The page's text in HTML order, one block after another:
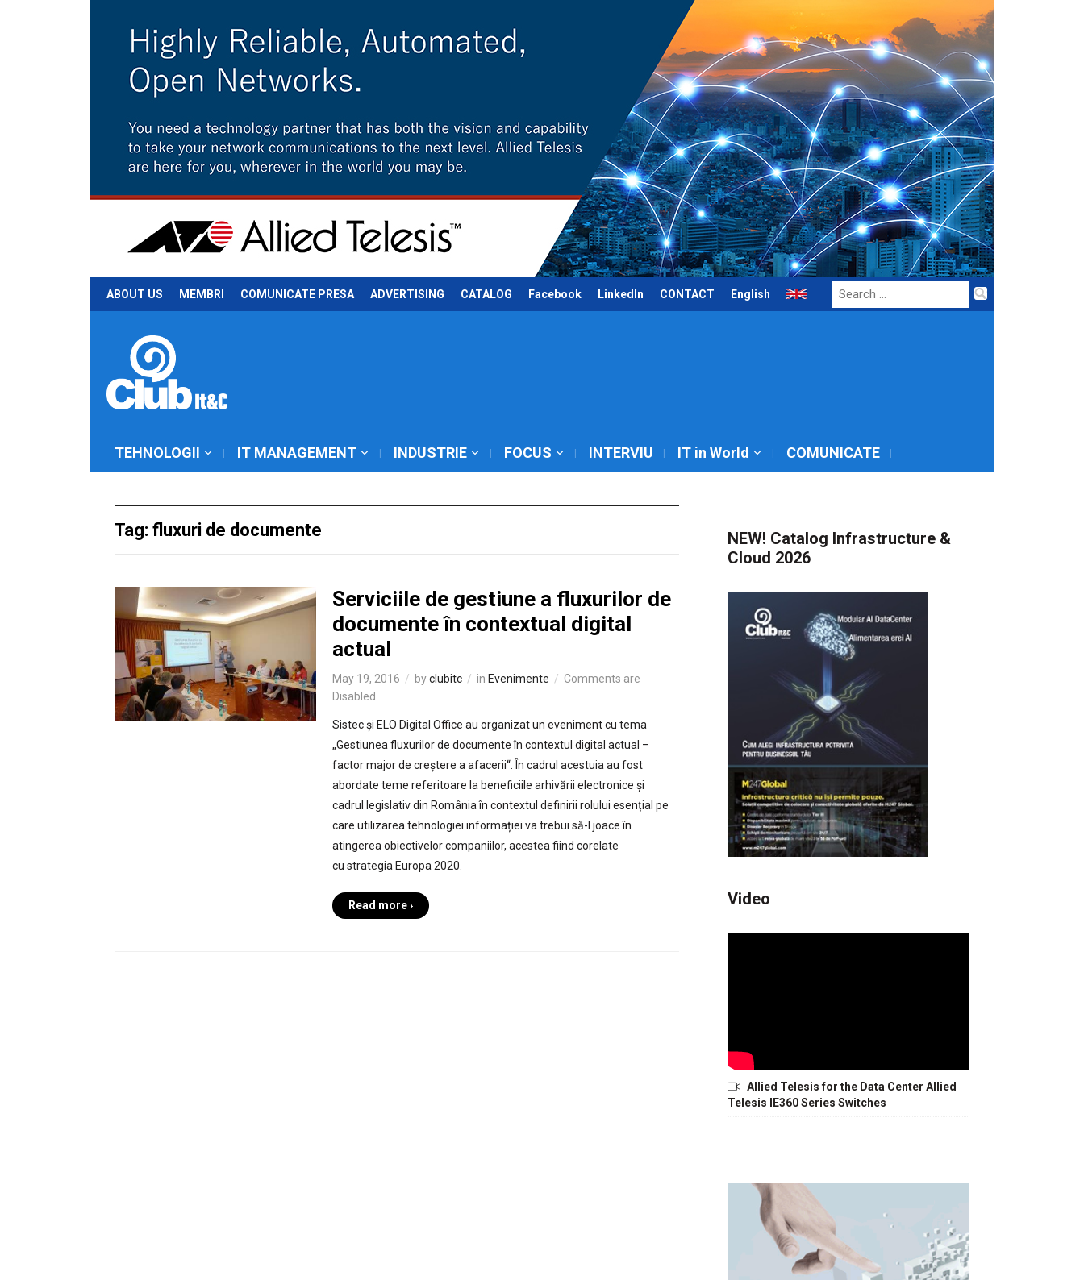
ABOUT US MEMBRI COMUNICATE PRESA ADVERTISING CATALOG Facebook LinkedIn CONTACT English
Search
for:
TEHNOLOGII IT MANAGEMENT INDUSTRIE FOCUS INTERVIU IT in World COMUNICATE
Tag: fluxuri de documente
Serviciile de gestiune a fluxurilor de
documente în contextual digital
actual
May 19, 2016 byclubitc in Evenimente
Comments are
Disabled
Sistec și ELO Digital Office au organizat un eveniment cu tema
„Gestiunea fluxurilor de documente în contextul digital actual –
factor major de creștere a afacerii“. În cadrul acestuia au fost
abordate teme referitoare la beneficiile arhivării electronice și
cadrul legislativ din România în contextul definirii rolului esențial pe
care utilizarea tehnologiei informației va trebui să-l joace în
atingerea obiectivelor companiilor, acestea fiind corelate
cu strategia Europa 2020.
Read more ›
NEW! Catalog Infrastructure &
Cloud 2026
Video
Allied Telesis for the Data Center Allied
Telesis IE360 Series Switches